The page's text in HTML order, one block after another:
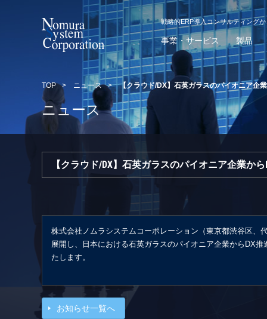
戦略的ERP導入コンサルティング
事業・サービス 製品
TOP > ニュース >【クラウド/DX】石英ガラスのパイオニア企
ニュース
【クラウド/DX】石英ガラスのパイオニア企業か
株式会社ノムラシステムコーポレーション（東京都渋谷区
展開し、日本における石英ガラスのパイオニア企業からDX
たします。
お知らせ一覧へ